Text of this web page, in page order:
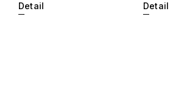
Detail Detail